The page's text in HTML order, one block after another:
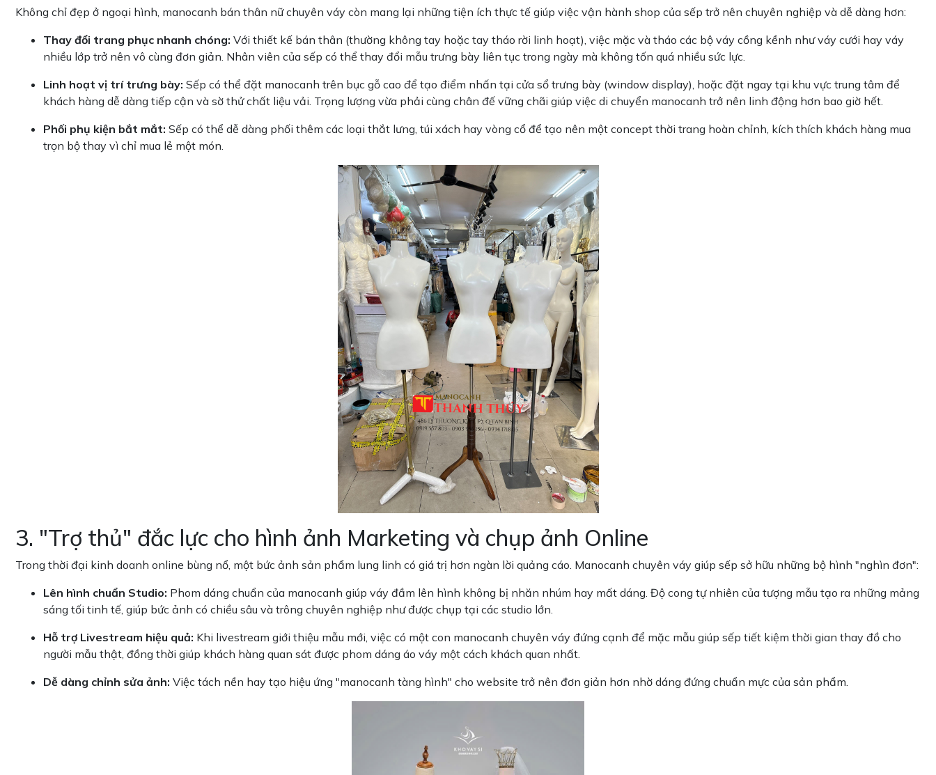
Không chỉ đẹp ở ngoại hình, manocanh bán thân nữ chuyên váy còn mang lại những tiện ích thực tế giúp việc vận hành shop của sếp trở nên chuyên nghiệp và dễ dàng hơn:
Thay đổi trang phục nhanh chóng: Với thiết kế bán thân (thường không tay hoặc tay tháo rời linh hoạt), việc mặc và tháo các bộ váy cồng kềnh như váy cưới hay váy
nhiều lớp trở nên vô cùng đơn giản. Nhân viên của sếp có thể thay đổi mẫu trưng bày liên tục trong ngày mà không tốn quá nhiều sức lực.
Linh hoạt vị trí trưng bày: Sếp có thể đặt manocanh trên bục gỗ cao để tạo điểm nhấn tại cửa sổ trưng bày (window display), hoặc đặt ngay tại khu vực trung tâm để
khách hàng dễ dàng tiếp cận và sờ thử chất liệu vải. Trọng lượng vừa phải cùng chân đế vững chãi giúp việc di chuyển manocanh trở nên linh động hơn bao giờ hết.
Phối phụ kiện bắt mắt: Sếp có thể dễ dàng phối thêm các loại thắt lưng, túi xách hay vòng cổ để tạo nên một concept thời trang hoàn chỉnh, kích thích khách hàng mua
trọn bộ thay vì chỉ mua lẻ một món.
3. "Trợ thủ" đắc lực cho hình ảnh Marketing và chụp ảnh Online
Trong thời đại kinh doanh online bùng nổ, một bức ảnh sản phẩm lung linh có giá trị hơn ngàn lời quảng cáo. Manocanh chuyên váy giúp sếp sở hữu những bộ hình "nghìn đơn":
Lên hình chuẩn Studio: Phom dáng chuẩn của manocanh giúp váy đầm lên hình không bị nhăn nhúm hay mất dáng. Độ cong tự nhiên của tượng mẫu tạo ra những mảng
sáng tối tinh tế, giúp bức ảnh có chiều sâu và trông chuyên nghiệp như được chụp tại các studio lớn.
Hỗ trợ Livestream hiệu quả: Khi livestream giới thiệu mẫu mới, việc có một con manocanh chuyên váy đứng cạnh để mặc mẫu giúp sếp tiết kiệm thời gian thay đồ cho
người mẫu thật, đồng thời giúp khách hàng quan sát được phom dáng áo váy một cách khách quan nhất.
Dễ dàng chỉnh sửa ảnh: Việc tách nền hay tạo hiệu ứng "manocanh tàng hình" cho website trở nên đơn giản hơn nhờ dáng đứng chuẩn mực của sản phẩm.